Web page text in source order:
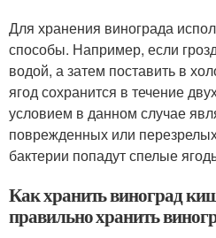
Для хранения винограда
способы. Например, если
водой, а затем поставить в
ягод сохранится в течение
условием в данном случае
поврежденных или
бактерии попадут спелые
Как хранить виноград
правильно хранить